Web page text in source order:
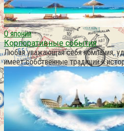
О японии
Корпоративные события
Любая уважающая себя компания,
имеет собственные традиции и